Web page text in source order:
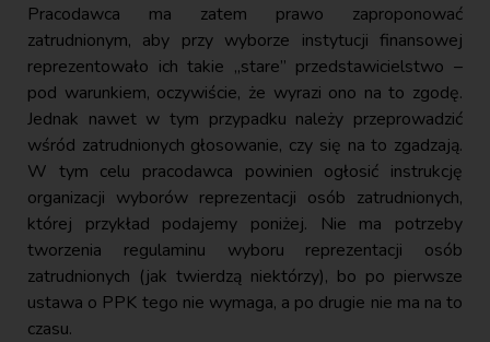
Pracodawca ma zatem prawo zaproponować
zatrudnionym, aby przy wyborze instytucji finansowej
reprezentowało ich takie „stare” przedstawicielstwo –
pod warunkiem, oczywiście, że wyrazi ono na to zgodę.
Jednak nawet w tym przypadku należy przeprowadzić
wśród zatrudnionych głosowanie, czy się na to zgadzają.
W tym celu pracodawca powinien ogłosić instrukcję
organizacji wyborów reprezentacji osób zatrudnionych,
której przykład podajemy poniżej. Nie ma potrzeby
tworzenia regulaminu wyboru reprezentacji osób
zatrudnionych (jak twierdzą niektórzy), bo po pierwsze
ustawa o PPK tego nie wymaga, a po drugie nie ma na to
czasu.